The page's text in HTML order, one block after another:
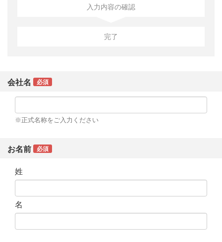
入力内容の確認
完了
会社名 必須
※正式名称をご入力ください
お名前 必須
姓
名